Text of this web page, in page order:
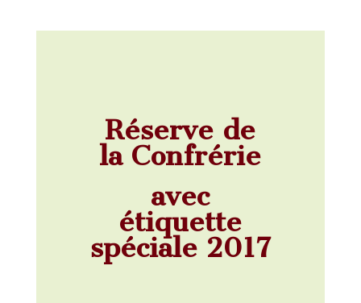
Réserve de
la Confrérie
avec
étiquette
spéciale 2017